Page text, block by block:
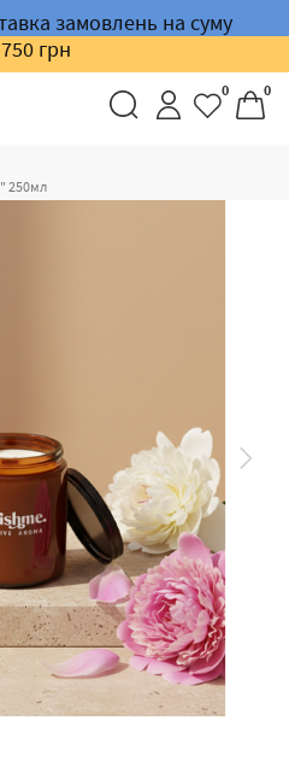
замовлень на суму
грн
0 0
250мл